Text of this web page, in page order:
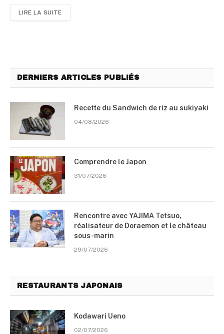
LIRE LA SUITE
DERNIERS ARTICLES PUBLIÉS
Recette du Sandwich de riz au sukiyaki
04/08/2026
Comprendre le Japon
31/07/2026
Rencontre avec YAJIMA Tetsuo,
réalisateur de Doraemon et le château
sous-marin
29/07/2026
RESTAURANTS JAPONAIS
Kodawari Ueno
02/07/2026